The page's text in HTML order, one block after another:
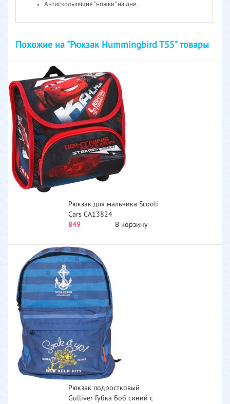
Антискользящие "ножки" на дне.
Похожие на "Рюкзак Hummingbird T55" товары
Рюкзак для мальчика Scooli
Cars CA13824
849
В корзину
Рюкзак подростковый
Gulliver Губка Боб синий с